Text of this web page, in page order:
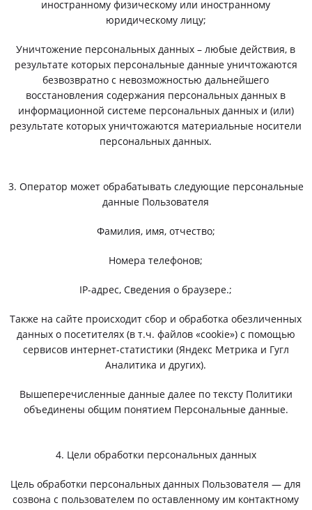
иностранному физическому или иностранному
юридическому лицу;
Уничтожение персональных данных – любые действия, в
результате которых персональные данные уничтожаются
безвозвратно с невозможностью дальнейшего
восстановления содержания персональных данных в
информационной системе персональных данных и (или)
результате которых уничтожаются материальные носители
персональных данных.
3. Оператор может обрабатывать следующие персональные
данные Пользователя
Фамилия, имя, отчество;
Номера телефонов;
IP-адрес, Сведения о браузере.;
Также на сайте происходит сбор и обработка обезличенных
данных о посетителях (в т.ч. файлов «cookie») с помощью
сервисов интернет-статистики (Яндекс Метрика и Гугл
Аналитика и других).
Вышеперечисленные данные далее по тексту Политики
объединены общим понятием Персональные данные.
4. Цели обработки персональных данных
Цель обработки персональных данных Пользователя — для
созвона с пользователем по оставленному им контактному